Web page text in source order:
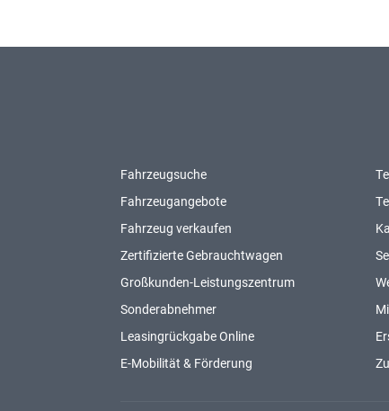
Fahrzeugsuche
Fahrzeugangebote
Fahrzeug verkaufen
Zertifizierte Gebrauchtwagen
Großkunden-Leistungszentrum
Sonderabnehmer
Leasingrückgabe Online
E-Mobilität & Förderung